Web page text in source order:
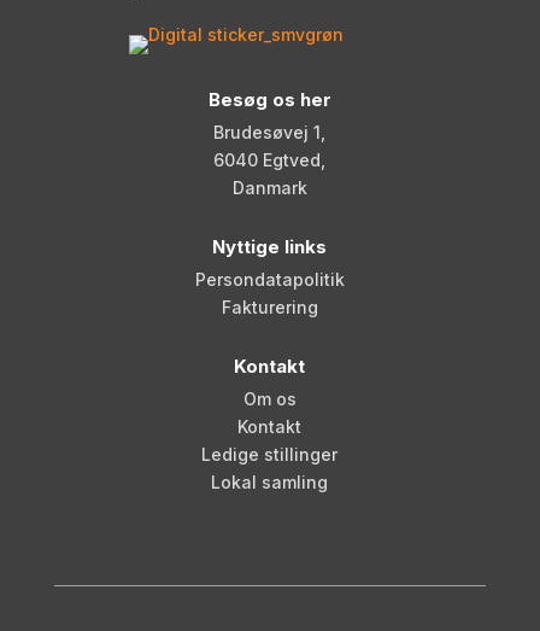
Besøg os her
Brudesøvej 1,
6040 Egtved,
Danmark
Nyttige links
Persondatapolitik
Fakturering
Kontakt
Om os
Kontakt
Ledige stillinger
Lokal samling